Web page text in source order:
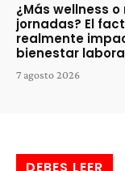
¿Más wellness o
jornadas? El
realmente
bienestar
7 agosto 2026
DEBES LEER